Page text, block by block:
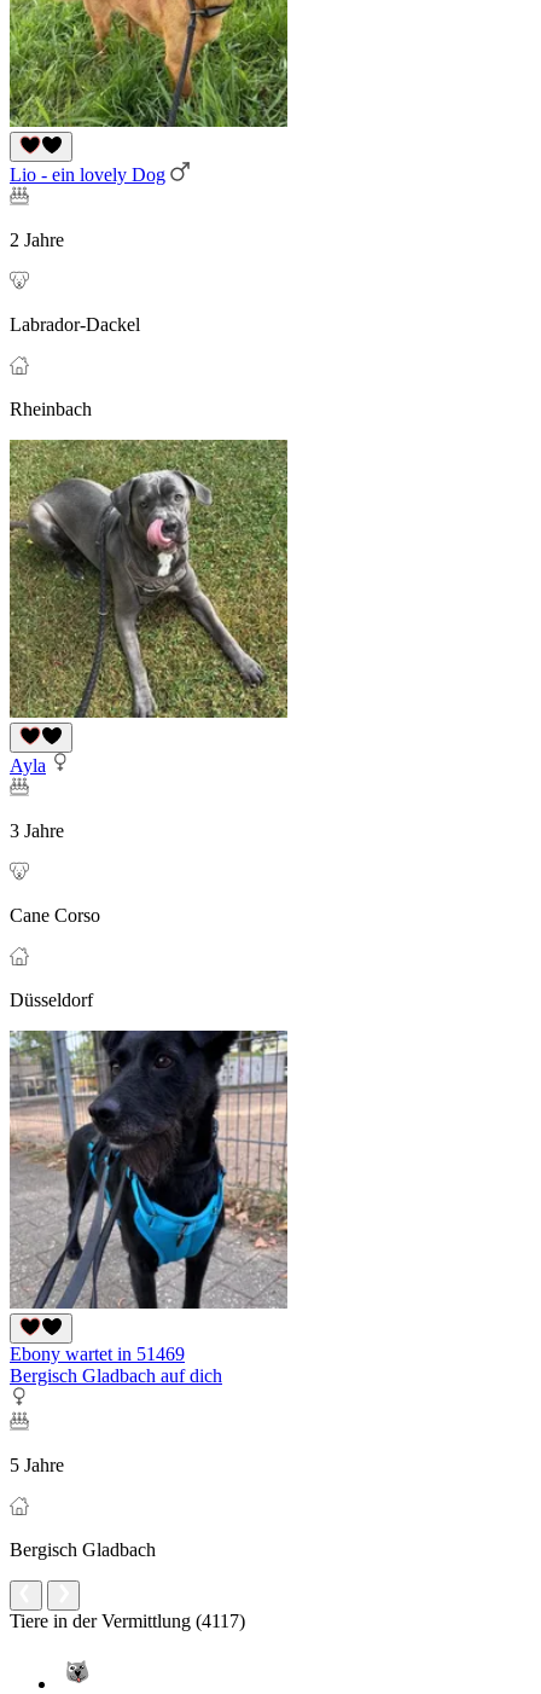
Lio - ein lovely Dog
2 Jahre
Labrador-Dackel
Rheinbach
Ayla
3 Jahre
Cane Corso
Düsseldorf
Ebony wartet in 51469
Bergisch Gladbach auf dich
5 Jahre
Bergisch Gladbach
Tiere in der Vermittlung (4117)